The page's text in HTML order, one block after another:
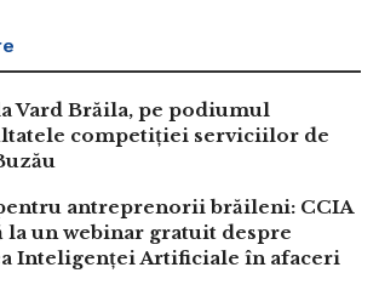
Vard Brăila, pe podiumul
competiției serviciilor de
antreprenorii brăileni: CCIA
la un webinar gratuit despre
Inteligenței Artificiale în afaceri